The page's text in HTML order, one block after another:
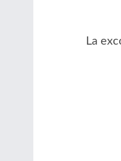
La